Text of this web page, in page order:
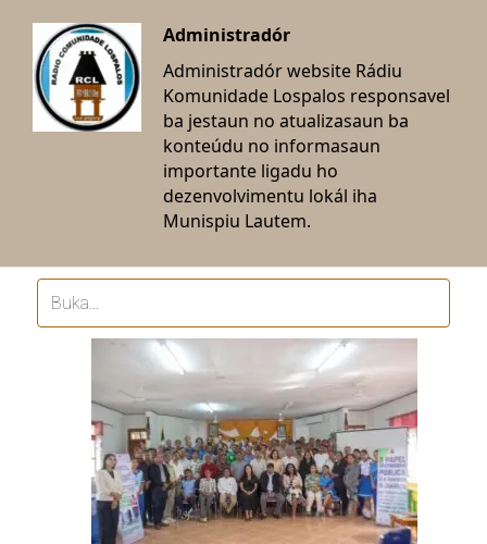
Administradór
Administradór website Rádiu
Komunidade Lospalos responsavel
ba jestaun no atualizasaun ba
konteúdu no informasaun
importante ligadu ho
dezenvolvimentu lokál iha
Munispiu Lautem.